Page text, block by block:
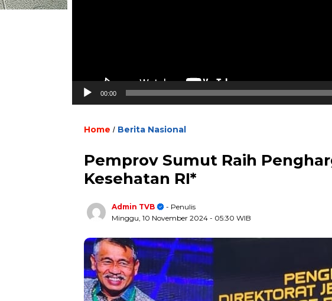
00:00
Home / Berita Nasional
Pemprov Sumut Raih
Kesehatan RI*
Admin TVB
- Penulis
Minggu, 10 November 2024 - 05:30 WIB